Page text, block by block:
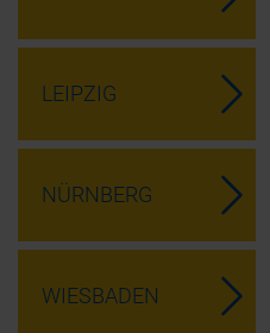
LEIPZIG
NÜRNBERG
WIESBADEN